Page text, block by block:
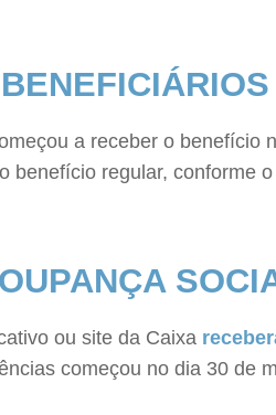
a receber o
regular, conforme
ou site da Caixa
começou no dia 30 de